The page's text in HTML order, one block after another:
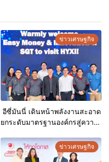
ข่าวเศรษฐกิจ
อีซี่มันนี่ เดินหน้าพลังงานสะอาด
ยกระดับมาตรฐานองค์กรสู่ความ
เพื่อสังคม
ข่าวเศรษฐกิจ